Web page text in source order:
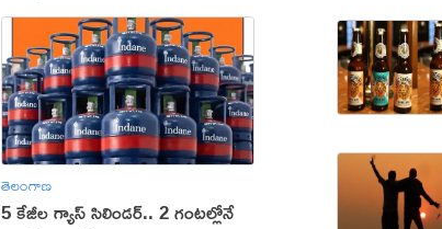
తెలంగాణ
5 కేజీల గ్యాస్ సిలిండర్.. 2 గంటల్లోనే